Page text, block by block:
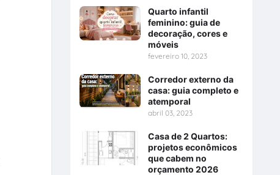
Quarto infantil
feminino: guia de
decoração, cores e
móveis
fevereiro 10, 2023
Corredor externo da
casa: guia completo e
atemporal
abril 03, 2023
Casa de 2 Quartos:
projetos econômicos
que cabem no
orçamento 2026